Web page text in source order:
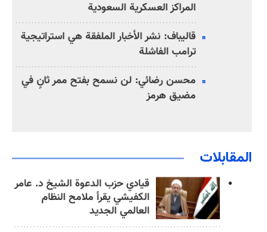
المراكز العسكرية السعودية
قاليباف: نشر الأخبار الملفقة هي استراتيجية
ترامب الفاشلة
محسن رضائي: لن نسمح بفتح ممر ثانٍ في
مضيق هرمز
المقابلات
قيادي حزب الدعوة الشيخ د. عامر
الكفيشي يقرأ ملامح النظام
العالمي الجديد